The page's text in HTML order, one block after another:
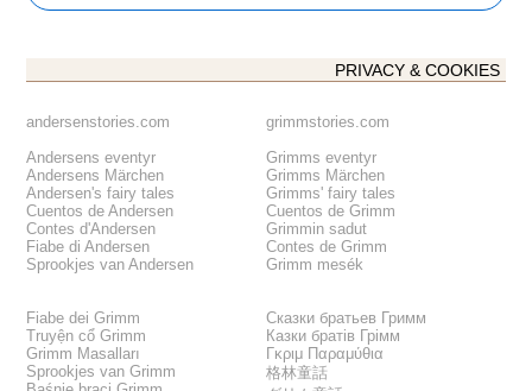
PRIVACY & COOKIES
andersenstories.com
Andersens eventyr
Andersens Märchen
Andersen's fairy tales
Cuentos de Andersen
Contes d'Andersen
Fiabe di Andersen
Sprookjes van Andersen
grimmstories.com
Grimms eventyr
Grimms Märchen
Grimms' fairy tales
Cuentos de Grimm
Grimmin sadut
Contes de Grimm
Grimm mesék
Fiabe dei Grimm
Truyện cổ Grimm
Grimm Masalları
Sprookjes van Grimm
Сказки братьев Гримм
Казки братів Грімм
Γκριμ Παραμύθια
格林童話